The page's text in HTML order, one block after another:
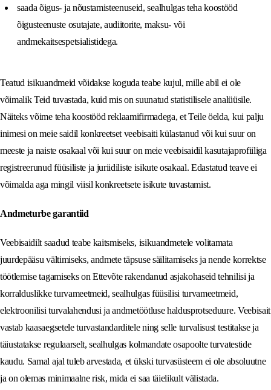
saada õigus- ja nõustamisteenuseid, sealhulgas teha koostööd
õigusteenuste osutajate, audiitorite, maksu- või
andmekaitsespetsialistidega.
Teatud isikuandmeid võidakse koguda teabe kujul, mille abil ei ole
võimalik Teid tuvastada, kuid mis on suunatud statistilisele analüüsile.
Näiteks võime teha koostööd reklaamifirmadega, et Teile öelda, kui palju
inimesi on meie saidil konkreetset veebisaiti külastanud või kui suur on
meeste ja naiste osakaal või kui suur on meie veebisaidil kasutajaprofiiliga
registreerunud füüsiliste ja juriidiliste isikute osakaal. Edastatud teave ei
võimalda aga mingil viisil konkreetsete isikute tuvastamist.
Andmeturbe garantiid
Veebisaidilt saadud teabe kaitsmiseks, isikuandmetele volitamata
juurdepääsu vältimiseks, andmete täpsuse säilitamiseks ja nende korrektse
töötlemise tagamiseks on Ettevõte rakendanud asjakohaseid tehnilisi ja
korralduslikke turvameetmeid, sealhulgas füüsilisi turvameetmeid,
elektroonilisi turvalahendusi ja andmetöötluse haldusprotseduure. Veebisait
vastab kaasaegsetele turvastandarditele ning selle turvalisust testitakse ja
täiustatakse regulaarselt, sealhulgas kolmandate osapoolte turvatestide
kaudu. Samal ajal tuleb arvestada, et ükski turvasüsteem ei ole absoluutne
ja on olemas minimaalne risk, mida ei saa täielikult välistada.